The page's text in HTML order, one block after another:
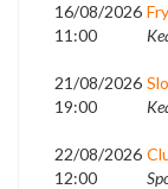
16/08/2026
11:00
21/08/2026
19:00
22/08/2026
12:00